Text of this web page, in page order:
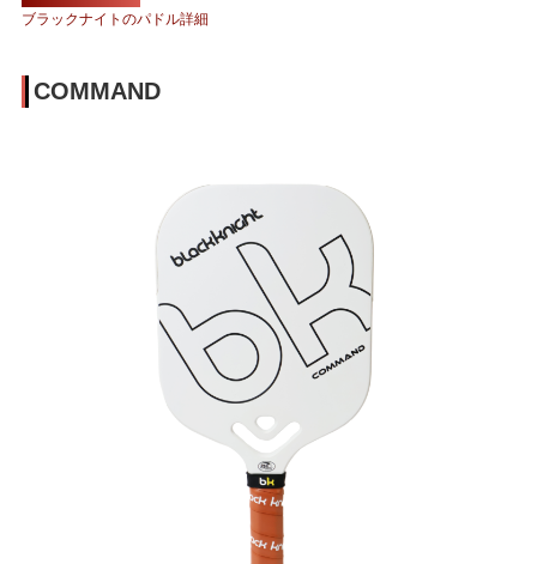
ブラックナイトのパドル詳細
COMMAND